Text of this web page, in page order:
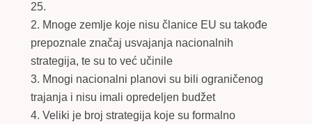
25.
2. Mnoge zemlje koje nisu članice EU su takođe
prepoznale značaj usvajanja nacionalnih
strategija, te su to već učinile
3. Mnogi nacionalni planovi su bili ograničenog
trajanja i nisu imali opredeljen budžet
4. Veliki je broj strategija koje su formalno